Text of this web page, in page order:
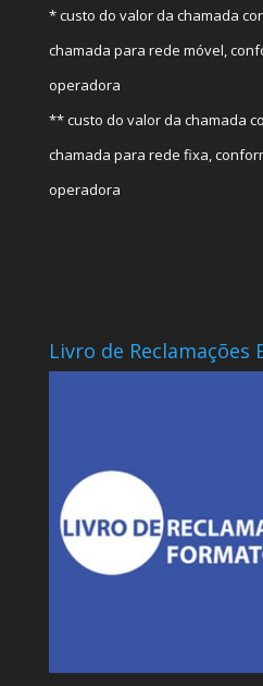
* custo do valor da chamada
chamada para rede móvel,
operadora
** custo do valor da chamada
chamada para rede fixa,
operadora
Livro de Reclamações